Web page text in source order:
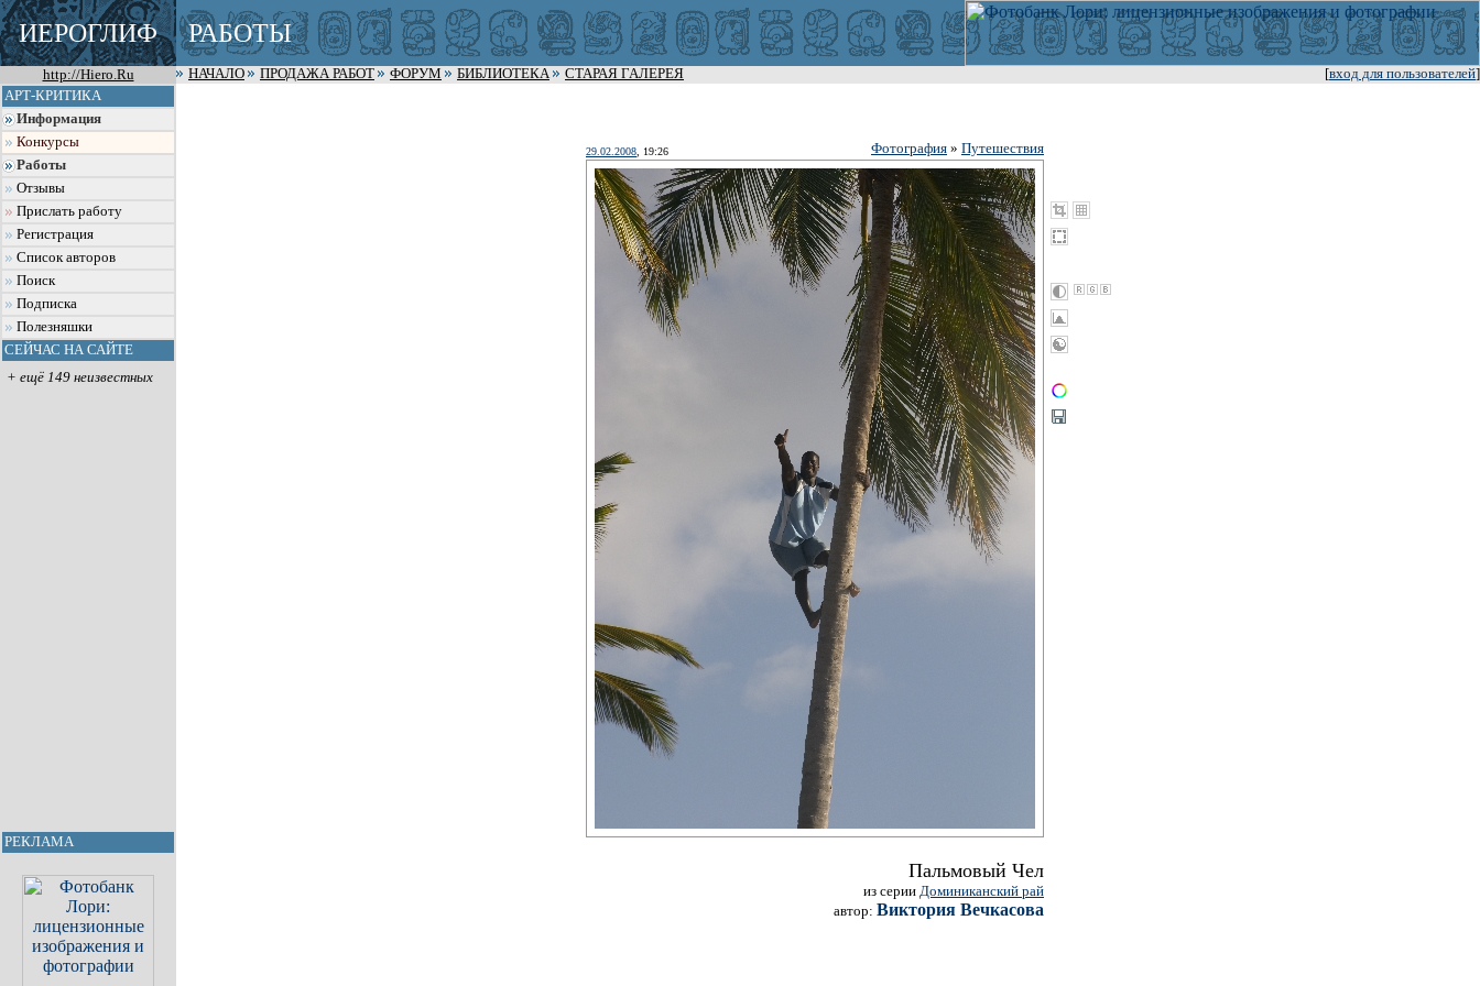
ИЕРОГЛИФ РАБОТЫ
http://Hiero.Ru [вход для пользователей]
НАЧАЛО ПРОДАЖА РАБОТ ФОРУМ БИБЛИОТЕКА
СТАРАЯ ГАЛЕРЕЯ
АРТ-КРИТИКА
Информация
Конкурсы
Работы
Отзывы
Прислать работу
Регистрация
Список авторов
Поиск
Подписка
Полезняшки
СЕЙЧАС НА САЙТЕ
+ ещё 149 неизвестных
РЕКЛАМА
29.02.2008 , 19:26 Фотография » Путешествия
Пальмовый Чел
из серии Доминиканский рай
автор: Виктория Вечкасова